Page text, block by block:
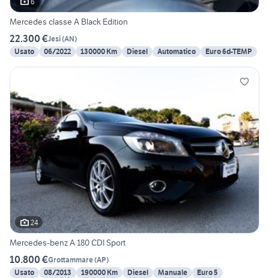
Mercedes classe A Black Edition
22.300 €Jesi(AN)
Usato
06/2022 130000 Km Diesel Automatico Euro 6d-TEMP
24
Mercedes-benz A 180 CDI Sport
10.800 €Grottammare(AP)
Usato
08/2013 190000 Km Diesel Manuale
Euro 5